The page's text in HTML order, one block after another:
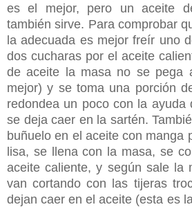
es el mejor, pero un aceite
también sirve. Para comprobar
la adecuada es mejor freír uno
dos cucharas por el aceite
de aceite la masa no se pega
mejor) y se toma una porción
redondea un poco con la ayuda
se deja caer en la sartén.
buñuelo en el aceite con manga
lisa, se llena con la masa, se
aceite caliente, y según sale la
van cortando con las tijeras
dejan caer en el aceite (esta es